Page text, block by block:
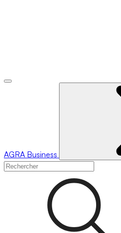
AGRA Business